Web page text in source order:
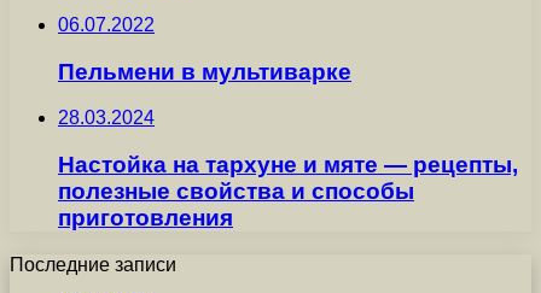
06.07.2022
Пельмени в мультиварке
28.03.2024
Настойка на тархуне и мяте — рецепты,
полезные свойства и способы
приготовления
Последние записи